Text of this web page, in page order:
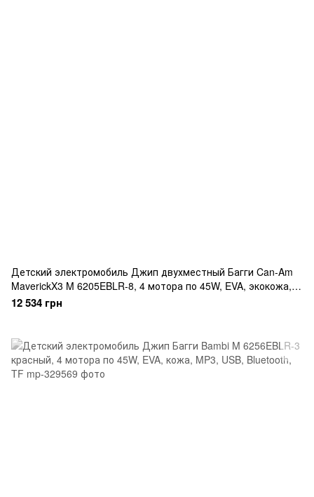
Детский электромобиль Джип двухместный Багги Can-Am
MaverickX3 M 6205EBLR-8, 4 мотора по 45W, EVA, экокожа,
Bluetooth, MP3, USB, розовый
12 534 грн